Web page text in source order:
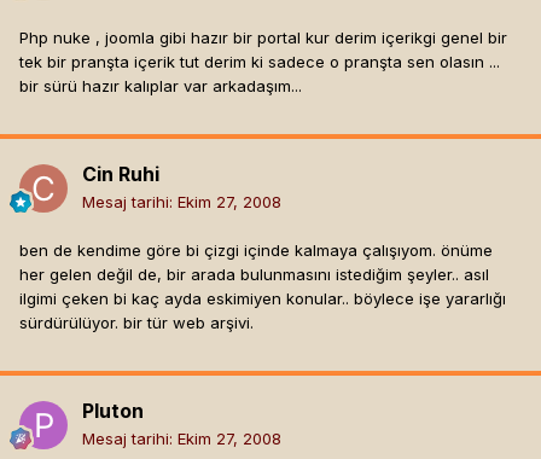
Php nuke , joomla gibi hazır bir portal kur derim içerikgi genel bir
tek bir pranşta içerik tut derim ki sadece o pranşta sen olasın ...
bir sürü hazır kalıplar var arkadaşım...
Cin Ruhi
Mesaj tarihi: Ekim 27, 2008
ben de kendime göre bi çizgi içinde kalmaya çalışıyom. önüme
her gelen değil de, bir arada bulunmasını istediğim şeyler.. asıl
ilgimi çeken bi kaç ayda eskimiyen konular.. böylece işe yararlığı
sürdürülüyor. bir tür web arşivi.
Pluton
Mesaj tarihi: Ekim 27, 2008